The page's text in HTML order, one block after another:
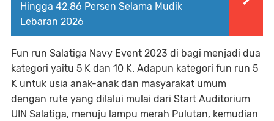
Hingga 42,86 Persen Selama Mudik
Lebaran 2026
Fun run Salatiga Navy Event 2023 di bagi menjadi dua
kategori yaitu 5 K dan 10 K. Adapun kategori fun run 5
K untuk usia anak-anak dan masyarakat umum
dengan rute yang dilalui mulai dari Start Auditorium
UIN Salatiga, menuju lampu merah Pulutan, kemudian